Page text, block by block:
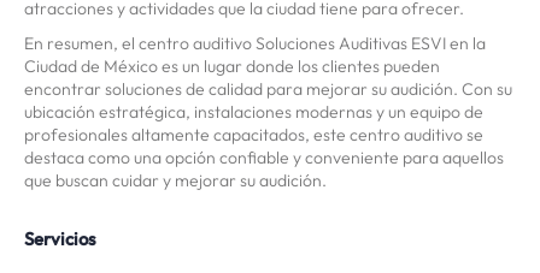
atracciones y actividades que la ciudad tiene para ofrecer.
En resumen, el centro auditivo Soluciones Auditivas ESVI en la
Ciudad de México es un lugar donde los clientes pueden
encontrar soluciones de calidad para mejorar su audición. Con su
ubicación estratégica, instalaciones modernas y un equipo de
profesionales altamente capacitados, este centro auditivo se
destaca como una opción confiable y conveniente para aquellos
que buscan cuidar y mejorar su audición.
Servicios